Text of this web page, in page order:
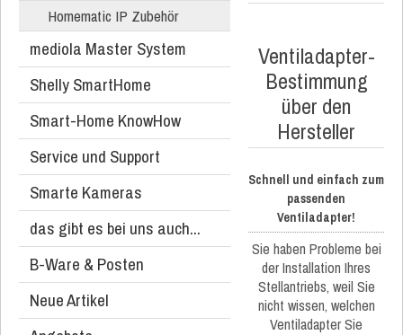
Homematic IP Zubehör
mediola Master System
Shelly SmartHome
Smart-Home KnowHow
Service und Support
Smarte Kameras
das gibt es bei uns auch...
B-Ware & Posten
Neue Artikel
Ventiladapter-
Bestimmung
über den
Hersteller
Schnell und einfach zum
passenden
Ventiladapter!
Sie haben Probleme bei
der Installation Ihres
Stellantriebs, weil Sie
nicht wissen, welchen
Ventiladapter Sie